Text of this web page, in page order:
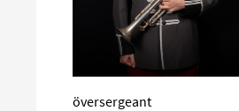
översergeant